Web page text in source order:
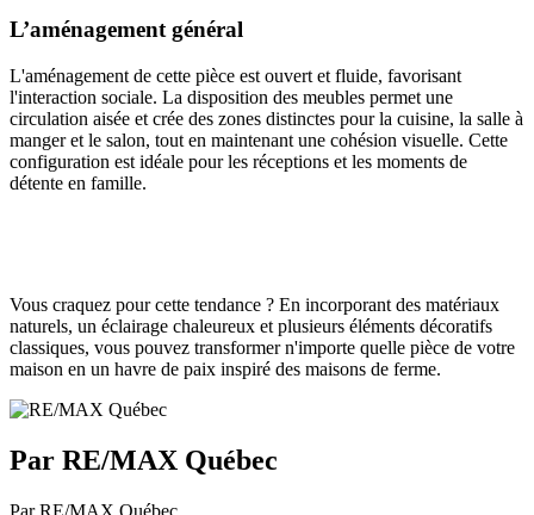
L’aménagement général
L'aménagement de cette pièce est ouvert et fluide, favorisant
l'interaction sociale. La disposition des meubles permet une
circulation aisée et crée des zones distinctes pour la cuisine, la salle à
manger et le salon, tout en maintenant une cohésion visuelle. Cette
configuration est idéale pour les réceptions et les moments de
détente en famille.
Vous craquez pour cette tendance ? En incorporant des matériaux
naturels, un éclairage chaleureux et plusieurs éléments décoratifs
classiques, vous pouvez transformer n'importe quelle pièce de votre
maison en un havre de paix inspiré des maisons de ferme.
Par RE/MAX Québec
Par RE/MAX Québec